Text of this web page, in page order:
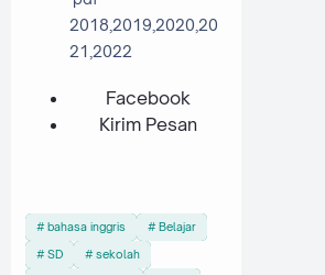
2018,2019,2020,20
21,2022
Facebook
Kirim Pesan
bahasa inggris Belajar
SD sekolah